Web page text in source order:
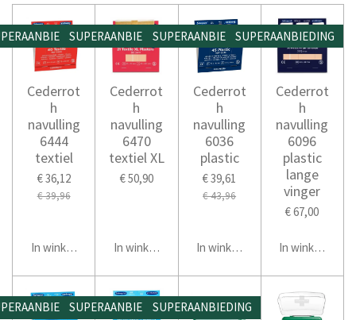
Cederrot
h
navulling
6444
textiel
€ 36,12
€ 39,96
In winkelwagen
SUPERAANBIEDING
Cederrot
h
navulling
6470
textiel XL
€ 50,90
In winkelwagen
SUPERAANBIEDING
Cederrot
h
navulling
6036
plastic
€ 39,61
€ 43,96
In winkelwagen
SUPERAANBIEDING
Cederrot
h
navulling
6096
plastic
lange
vinger
€ 67,00
In winkelwagen
SUPERAANBIEDINGSUPERAANBIEDING